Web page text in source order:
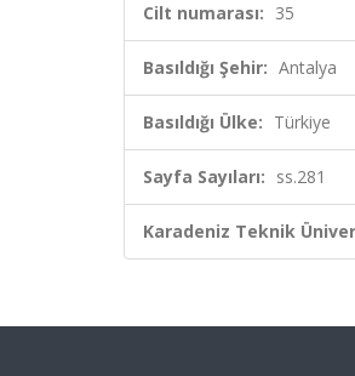
Cilt numarası: 35
Basıldığı Şehir: Antalya
Basıldığı Ülke: Türkiye
Sayfa Sayıları: ss.281
Karadeniz Teknik